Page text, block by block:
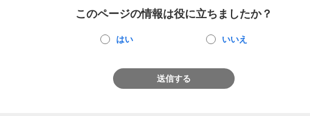
このページの情報は役に立ちましたか？
はい いいえ
送信する